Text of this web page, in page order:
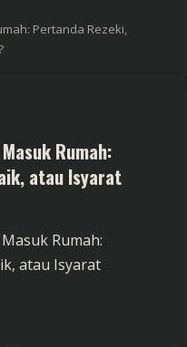
Pertanda Rezeki,
Rumah:
atau Isyarat
Rumah:
atau Isyarat